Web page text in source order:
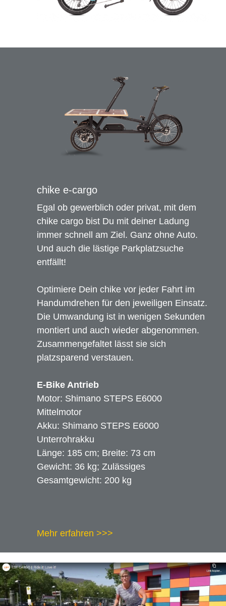
Conway
Avenue Bikes
Utopia Velo
Böttcher
vsf fahrradmanufaktur
Ghost
Wanderer
Victoria
tout terrain
chike e-cargo
Egal ob gewerblich oder privat, mit dem
chike cargo bist Du mit deiner Ladung
immer schnell am Ziel. Ganz ohne Auto.
Und auch die lästige Parkplatzsuche
entfällt!
Optimiere Dein chike vor jeder Fahrt im
Handumdrehen für den jeweiligen Einsatz.
Die Umwandung ist in wenigen Sekunden
montiert und auch wieder abgenommen.
Zusammengefaltet lässt sie sich
platzsparend verstauen.
E-Bike Antrieb
Motor: Shimano STEPS E6000
Mittelmotor
Akku: Shimano STEPS E6000
Unterrohrakku
Länge: 185 cm; Breite: 73 cm
Gewicht: 36 kg; Zulässiges
Gesamtgewicht: 200 kg
Mehr erfahren >>>